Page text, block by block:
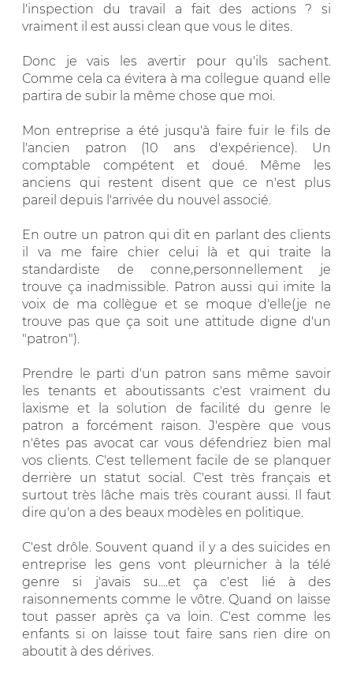
l'inspection du travail a fait des actions ? si
vraiment il est aussi clean que vous le dites.
Donc je vais les avertir pour qu'ils sachent.
Comme cela ca évitera à ma collegue quand elle
partira de subir la même chose que moi.
Mon entreprise a été jusqu'à faire fuir le fils de
l'ancien patron (10 ans d'expérience). Un
comptable compétent et doué. Même les
anciens qui restent disent que ce n'est plus
pareil depuis l'arrivée du nouvel associé.
En outre un patron qui dit en parlant des clients
il va me faire chier celui là et qui traite la
standardiste de conne,personnellement je
trouve ça inadmissible. Patron aussi qui imite la
voix de ma collègue et se moque d'elle(je ne
trouve pas que ça soit une attitude digne d'un
"patron").
Prendre le parti d'un patron sans même savoir
les tenants et aboutissants c'est vraiment du
laxisme et la solution de facilité du genre le
patron a forcément raison. J'espère que vous
n'êtes pas avocat car vous défendriez bien mal
vos clients. C'est tellement facile de se planquer
derrière un statut social. C'est très français et
surtout très lâche mais très courant aussi. Il faut
dire qu'on a des beaux modèles en politique.
C'est drôle. Souvent quand il y a des suicides en
entreprise les gens vont pleurnicher à la télé
genre si j'avais su....et ça c'est lié à des
raisonnements comme le vôtre. Quand on laisse
tout passer après ça va loin. C'est comme les
enfants si on laisse tout faire sans rien dire on
aboutit à des dérives.